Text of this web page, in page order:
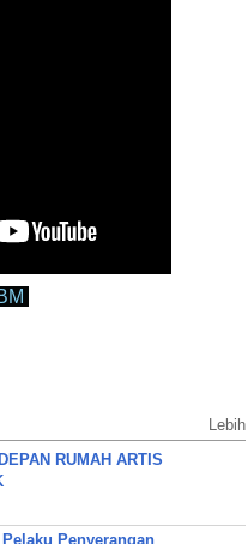
Lebih
RUMAH ARTIS
Penyerangan